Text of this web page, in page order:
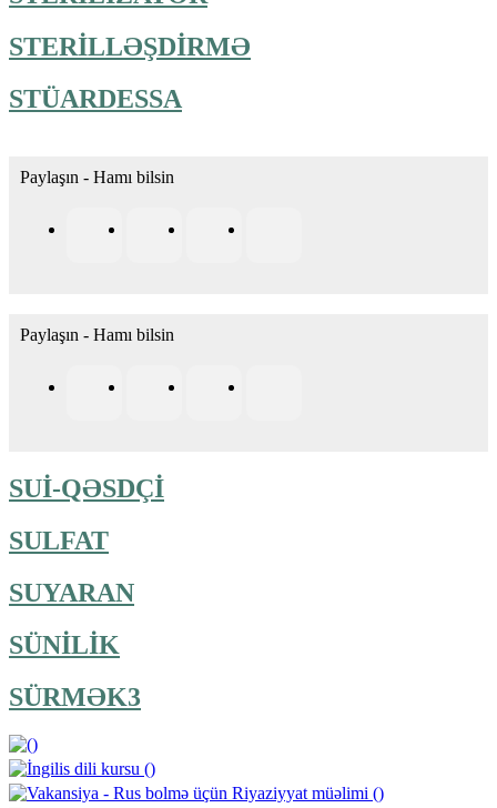
STERİLLƏŞDİRMƏ
STÜARDESSA
Paylaşın - Hamı bilsin
Paylaşın - Hamı bilsin
SUİ-QƏSDÇİ
SULFAT
SUYARAN
SÜNİLİK
SÜRMƏK3